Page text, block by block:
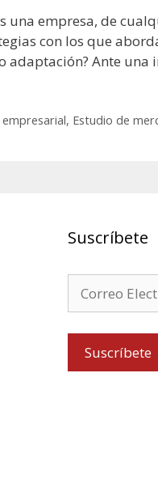
una empresa, de
con los que
adaptación? Ante
, Estudio de
Suscríbete